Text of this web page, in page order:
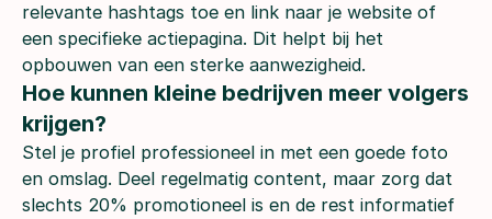
relevante hashtags toe en link naar je website of
een specifieke actiepagina. Dit helpt bij het
opbouwen van een sterke aanwezigheid.
Hoe kunnen kleine bedrijven meer volgers
krijgen?
Stel je profiel professioneel in met een goede foto
en omslag. Deel regelmatig content, maar zorg dat
slechts 20% promotioneel is en de rest informatief